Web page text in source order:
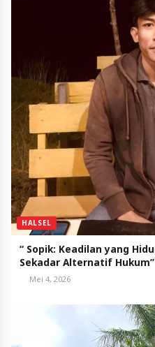
HALSEL
“ Sopik: Keadilan yang
Sekadar Alternatif Hukum”
Mei 4, 2026